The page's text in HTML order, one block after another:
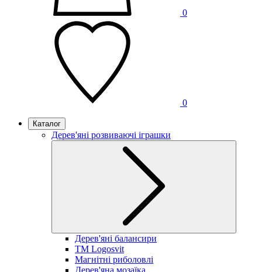
0
0
Каталог
Дерев'яні розвиваючі іграшки
Дерев'яні балансири
TM Logosvit
Магнітні риболовлі
Дерев'яна мозаїка